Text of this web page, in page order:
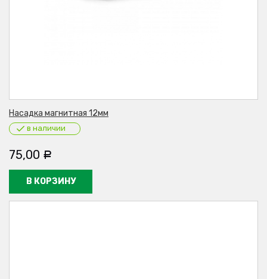
Насадка магнитная 12мм
в наличии
75,00 Р
В КОРЗИНУ